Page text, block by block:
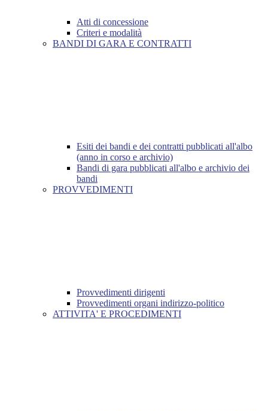
Atti di concessione
Criteri e modalità
BANDI DI GARA E CONTRATTI
Esiti dei bandi e dei contratti pubblicati all'albo
(anno in corso e archivio)
Bandi di gara pubblicati all'albo e archivio dei
bandi
PROVVEDIMENTI
Provvedimenti dirigenti
Provvedimenti organi indirizzo-politico
ATTIVITA' E PROCEDIMENTI